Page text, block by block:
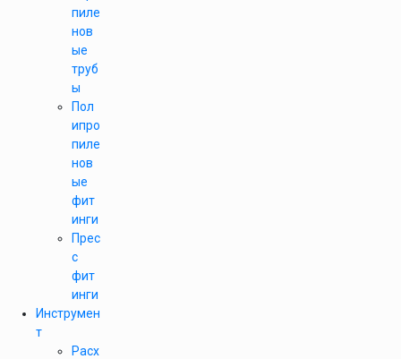
пиле
нов
ые
труб
ы
Пол
ипро
пиле
нов
ые
фит
инги
Прес
с
фит
инги
Инструмен
т
Расх